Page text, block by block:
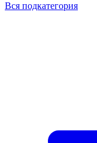
Вся подкатегория